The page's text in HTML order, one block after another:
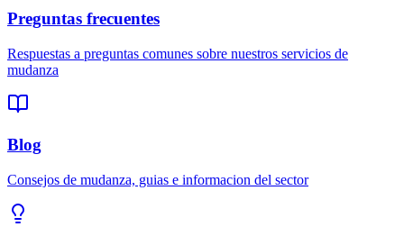
Preguntas frecuentes
Respuestas a preguntas comunes sobre nuestros servicios de
mudanza
Blog
Consejos de mudanza, guias e informacion del sector